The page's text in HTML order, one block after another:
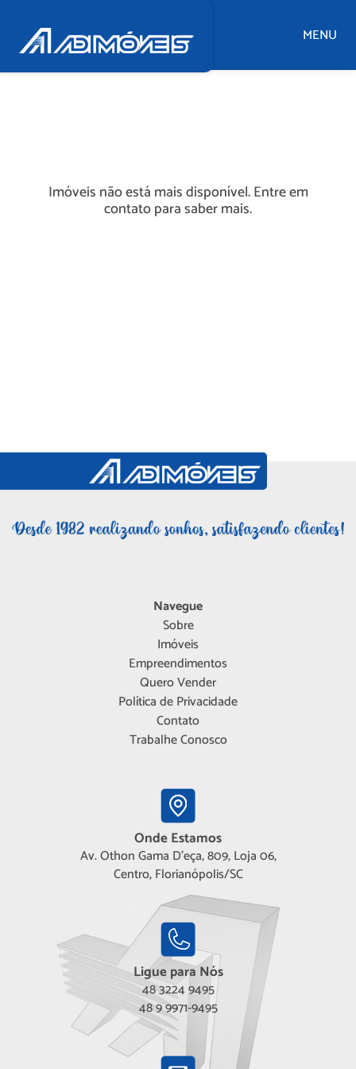
MENU
Imóveis não está mais disponível. Entre em
contato para saber mais.
Navegue
Sobre
Imóveis
Empreendimentos
Quero Vender
Política de Privacidade
Contato
Trabalhe Conosco
Onde Estamos
Av. Othon Gama D'eça, 809, Loja 06,
Centro, Florianópolis/SC
Ligue para Nós
48 3224 9495
48 9 9971-9495